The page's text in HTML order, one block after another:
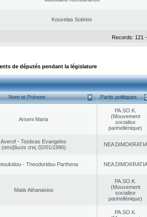
Kouvelas Sotirios
Records: 121
de députés pendant la législature
Nom et Prénom Partis politiques
Arseni Maria
PA.SO.K.
(Mouvement
socialise
panhellénique)
Averof - Tositsas Evangelos
(απεβίωσε στις 02/01/1990)
NEA DΙMOKRATIA
- Theodoridou Parthena NEA DΙMOKRATIA
Matis Athanasios
PA.SO.K.
(Mouvement
socialise
panhellénique)
PA.SO.K.